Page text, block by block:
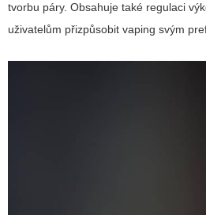
tvorbu páry. Obsahuje také regulaci
uživatelům přizpůsobit vaping svým